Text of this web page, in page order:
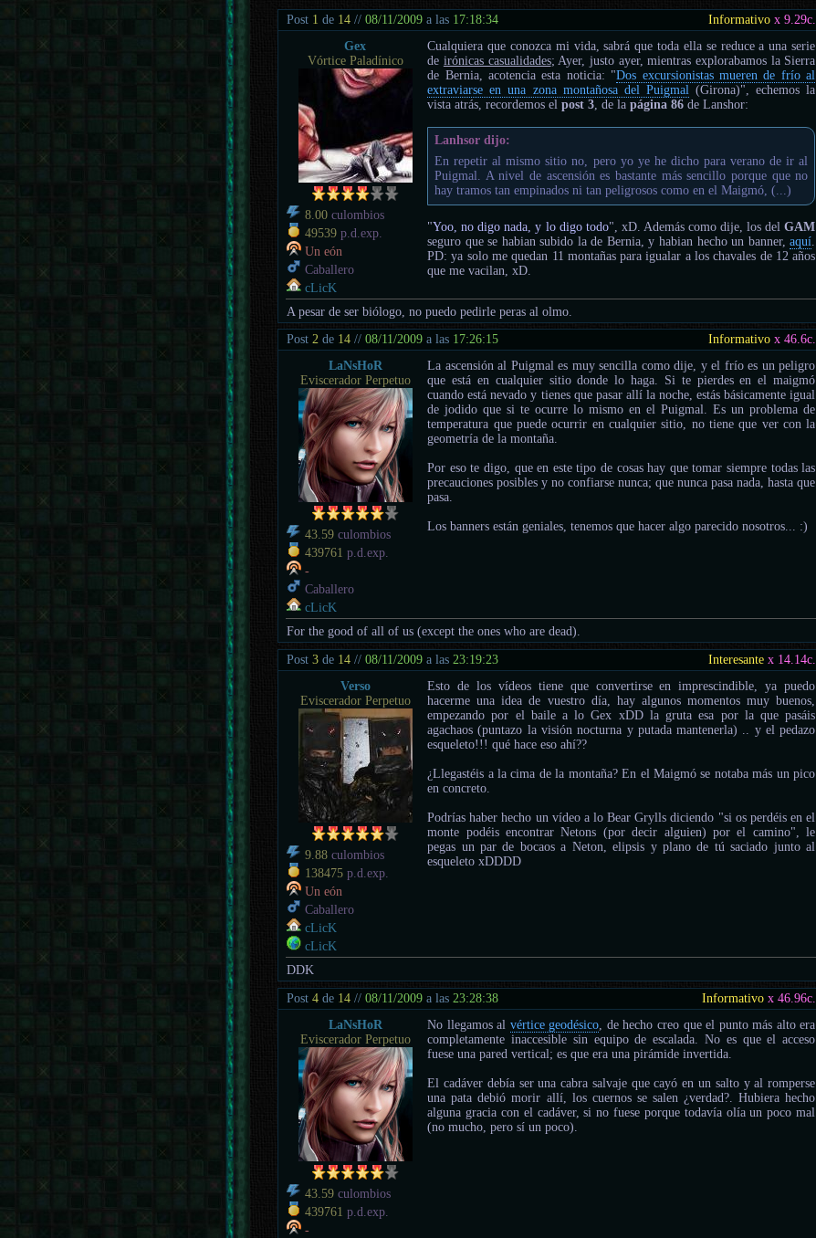
Post 1 de 14 //08/11/2009 a las 17:18:34 Informativo x 9.29c.
Gex
Vórtice Paladínico
8.00 culombios
49539 p.d.exp.
Un eón
Caballero
cLicK
Cualquiera que conozca mi vida, sabrá que toda ella se reduce a una serie
de irónicas casualidades; Ayer, justo ayer, mientras explorabamos la Sierra
de Bernia, acotencia esta noticia: "Dos excursionistas mueren de frío al
extraviarse en una zona montañosa del Puigmal (Girona)", echemos la
vista atrás, recordemos elpost 3 , de lapágina 86 de Lanshor:
Lanhsor dijo:
En repetir al mismo sitio no, pero yo ye he dicho para verano de ir al
Puigmal. A nivel de ascensión es bastante más sencillo porque que no
hay tramos tan empinados ni tan peligrosos como en el Maigmó, (...)
"Yoo, no digo nada, y lo digo todo", xD. Además como dije, los delGAM
seguro que se habian subido la de Bernia, y habian hecho un banner,aquí
PD: ya solo me quedan 11 montañas para igualar a los chavales de 12 años
que me vacilan, xD.
A pesar de ser biólogo, no puedo pedirle peras al olmo.
Post2 de 14 //08/11/2009 a las 17:26:15 Informativo x 46.6c.
LaNsHoR
Eviscerador Perpetuo
43.59 culombios
439761 p.d.exp.
-
Caballero
cLicK
La ascensión al Puigmal es muy sencilla como dije, y el frío es un peligro
que está en cualquier sitio donde lo haga. Si te pierdes en el maigmó
cuando está nevado y tienes que pasar allí la noche, estás básicamente igual
de jodido que si te ocurre lo mismo en el Puigmal. Es un problema de
temperatura que puede ocurrir en cualquier sitio, no tiene que ver con la
geometría de la montaña.
Por eso te digo, que en este tipo de cosas hay que tomar siempre todas las
precauciones posibles y no confiarse nunca; que nunca pasa nada, hasta que
pasa.
Los banners están geniales, tenemos que hacer algo parecido nosotros... :)
For the good of all of us (except the ones who are dead).
Post3 de 14 //08/11/2009 a las23:19:23 Interesante x 14.14c.
Verso
Eviscerador Perpetuo
9.88 culombios
138475 p.d.exp.
Un eón
Caballero
cLicK
cLicK
Esto de los vídeos tiene que convertirse en imprescindible, ya puedo
hacerme una idea de vuestro día, hay algunos momentos muy buenos,
empezando por el baile a lo Gex xDD la gruta esa por la que pasáis
agachaos (puntazo la visión nocturna y putada mantenerla) .. y el pedazo
esqueleto!!! qué hace eso ahí??
¿Llegastéis a la cima de la montaña? En el Maigmó se notaba más un pico
en concreto.
Podrías haber hecho un vídeo a lo Bear Grylls diciendo "si os perdéis en el
monte podéis encontrar Netons (por decir alguien) por el camino", le
pegas un par de bocaos a Neton, elipsis y plano de tú saciado junto al
esqueleto xDDDD
DDK
Post4 de 14 //08/11/2009 a las 23:28:38 Informativo x 46.96c.
LaNsHoR
Eviscerador Perpetuo
43.59 culombios
439761 p.d.exp.
-
No llegamos al vértice geodésico , de hecho creo que el punto más alto era
completamente inaccesible sin equipo de escalada. No es que el acceso
fuese una pared vertical; es que era una pirámide invertida.
El cadáver debía ser una cabra salvaje que cayó en un salto y al romperse
una pata debió morir allí, los cuernos se salen ¿verdad?. Hubiera hecho
alguna gracia con el cadáver, si no fuese porque todavía olía un poco mal
(no mucho, pero sí un poco).